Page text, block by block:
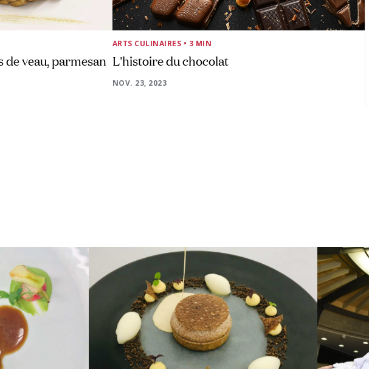
de veau, parmesan
ARTS CULINAIRES • 3 MIN
L'histoire du chocolat
NOV. 23, 2023